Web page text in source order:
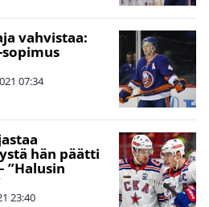
vahvistaa:
07:34
hän päätti
”Halusin
23:40